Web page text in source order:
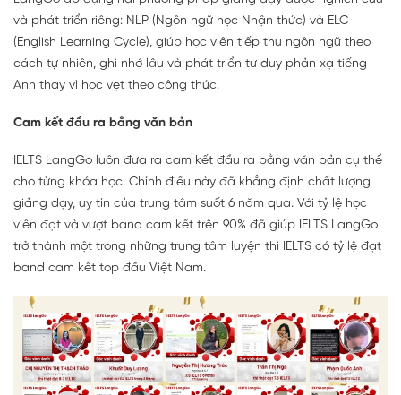
và phát triển riêng: NLP (Ngôn ngữ học Nhận thức) và ELC
(English Learning Cycle), giúp học viên tiếp thu ngôn ngữ theo
cách tự nhiên, ghi nhớ lâu và phát triển tư duy phản xạ tiếng
Anh thay vì học vẹt theo công thức.
Cam kết đầu ra bằng văn bản
IELTS LangGo luôn đưa ra cam kết đầu ra bằng văn bản cụ thể
cho từng khóa học. Chính điều này đã khẳng định chất lượng
giảng dạy, uy tín của trung tâm suốt 6 năm qua. Với tỷ lệ học
viên đạt và vượt band cam kết trên 90% đã giúp IELTS LangGo
trở thành một trong những trung tâm luyện thi IELTS có tỷ lệ đạt
band cam kết top đầu Việt Nam.